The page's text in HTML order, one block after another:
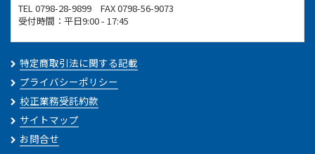
TEL 0798-28-9899 FAX 0798-56-9073
受付時間：平日9:00 - 17:45
特定商取引法に関する記載
プライバシーポリシー
校正業務受託約款
サイトマップ
お問合せ